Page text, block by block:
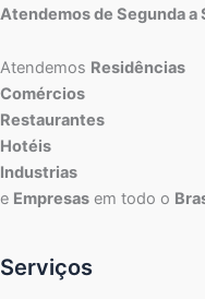
Atendemos de Segunda
Atendemos Residências
Comércios
Restaurantes
Hotéis
Industrias
e Empresas em todo o
Serviços